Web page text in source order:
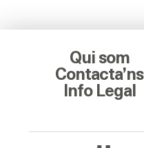
Qui som
Contacta’ns
Info Legal